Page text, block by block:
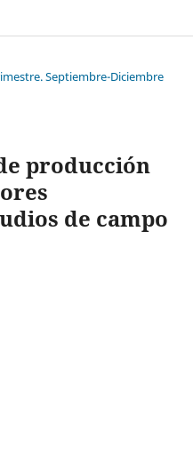
Septiembre-Diciembre
producción
de campo